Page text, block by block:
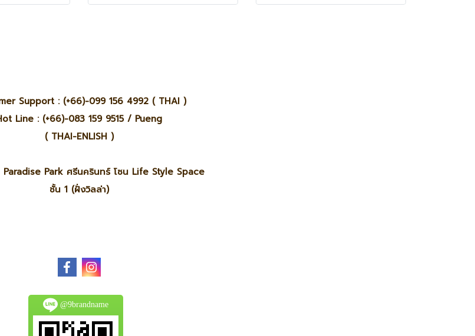
Support : (+66)-099 156 4992 ( THAI )
Line : (+66)-083 159 9515 / Pueng
( THAI-ENLISH )
Park ศรีนครินทร์ โซน Life Style Space
ชั้น 1 (ฝั่งวิลล่า)
@9brandname